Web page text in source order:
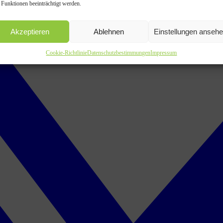
beeinträchtigt werden.
Akzeptieren Ablehnen Einstellungen
Cookie-RichtlinieDatenschutzbestimmungenImpressum